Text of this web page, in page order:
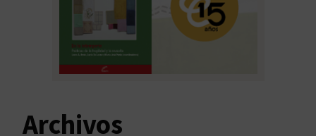
Archivos